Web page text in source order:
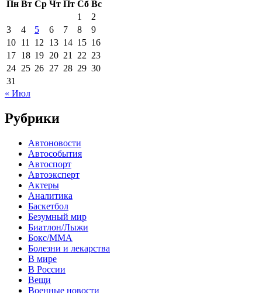
Пн Вт Ср Чт Пт Сб Вс
1
2
3
4 5 6 7 8
9
10 11 12 13 14 15 16
17 18 19 20 21 22 23
24 25 26 27 28 29 30
31
« Июл
Рубрики
Автоновости
Автособытия
Автоспорт
Автоэксперт
Актеры
Аналитика
Баскетбол
Безумный мир
Биатлон/Лыжи
Бокс/MMA
Болезни и лекарства
В мире
В России
Вещи
Военные новости